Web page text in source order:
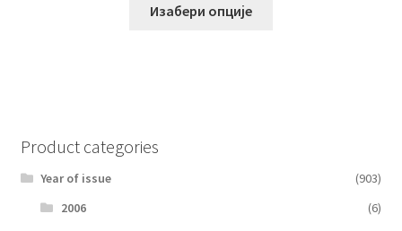
Изабери опције
Product categories
Year of issue
(903)
2006
(6)